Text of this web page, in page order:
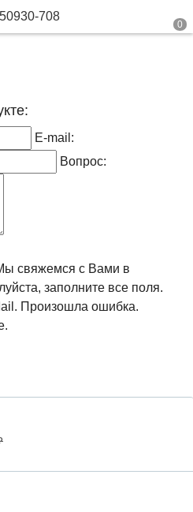
E-mail:
Вопрос:
свяжемся с Вами в
заполните все поля.
Произошла ошибка.